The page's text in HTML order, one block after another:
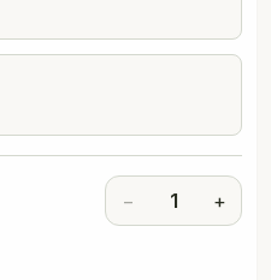
− 1 +